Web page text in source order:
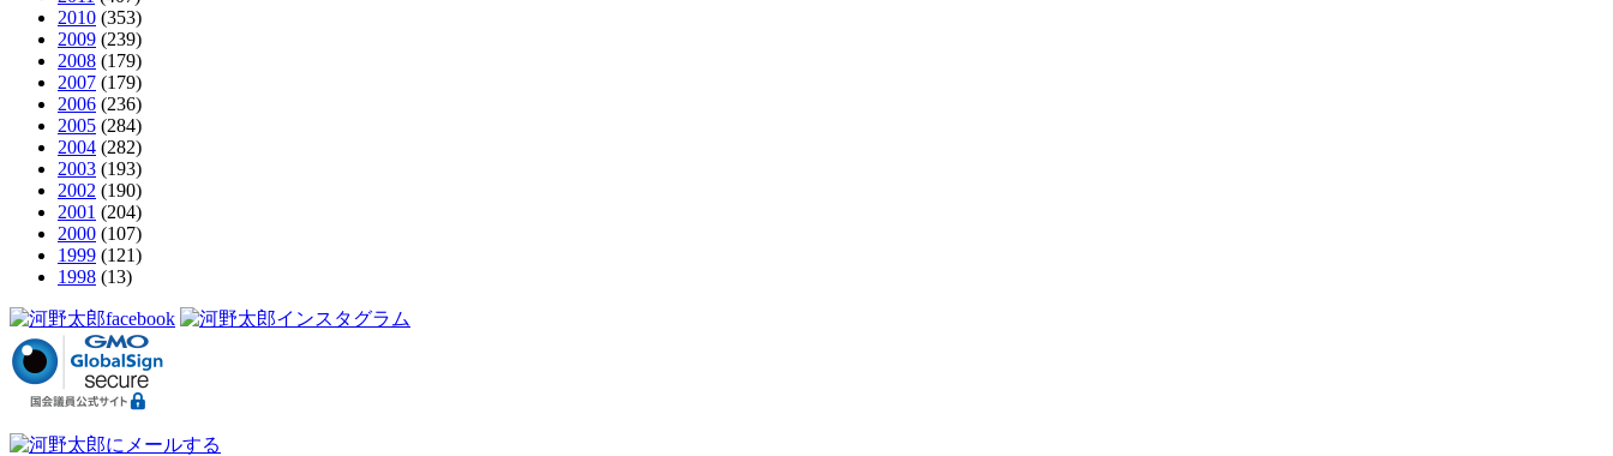
2010 (353)
2009 (239)
2008 (179)
2007 (179)
2006 (236)
2005 (284)
2004 (282)
2003 (193)
2002 (190)
2001 (204)
2000 (107)
1999 (121)
1998 (13)